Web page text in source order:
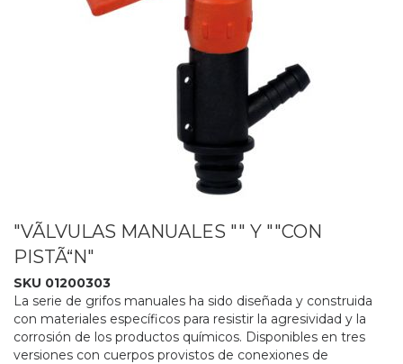
"VÃLVULAS MANUALES "" Y ""CON
PISTÃ“N"
SKU 01200303
La serie de grifos manuales ha sido diseñada y construida
con materiales específicos para resistir la agresividad y la
corrosión de los productos químicos. Disponibles en tres
versiones con cuerpos provistos de conexiones de